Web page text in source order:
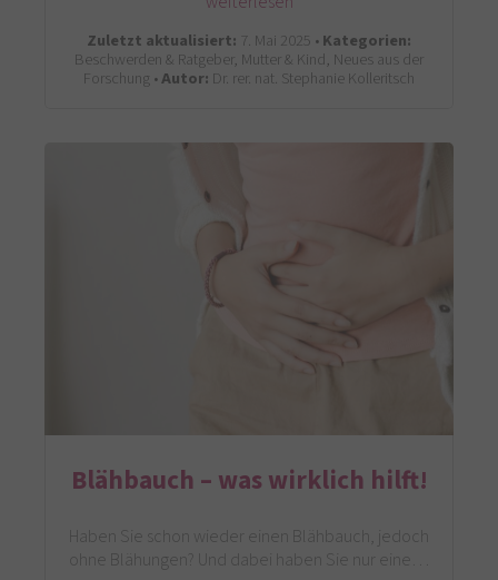
Zuletzt aktualisiert: 7. Mai 2025 •Kategorien:
Beschwerden & Ratgeber, Mutter & Kind, Neues aus der
Forschung •Autor: Dr. rer. nat. Stephanie Kolleritsch
Blähbauch – was wirklich hilft!
Haben Sie schon wieder einen Blähbauch, jedoch
ohne Blähungen? Und dabei haben Sie nur eine…